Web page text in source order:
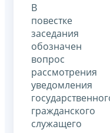
В
повестке
заседания
обозначен
вопрос
рассмотрения
уведомления
гражданского
служащего